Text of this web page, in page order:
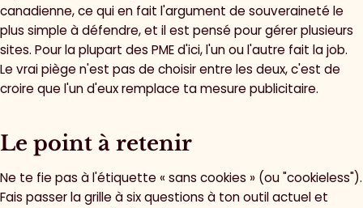
canadienne, ce qui en fait l'argument de souveraineté le
plus simple à défendre, et il est pensé pour gérer plusieurs
sites. Pour la plupart des PME d'ici, l'un ou l'autre fait la job.
Le vrai piège n'est pas de choisir entre les deux, c'est de
croire que l'un d'eux remplace ta mesure publicitaire.
Le point à retenir
Ne te fie pas à l'étiquette « sans cookies » (ou "cookieless").
Fais passer la grille à six questions à ton outil actuel et